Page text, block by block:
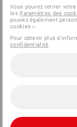
MÉTHODES DE
PO Box 7443
Vous pouvez retirer
les Paramètres des
pouvez également
cookies ».
Pour obtenir plus
confidentialité